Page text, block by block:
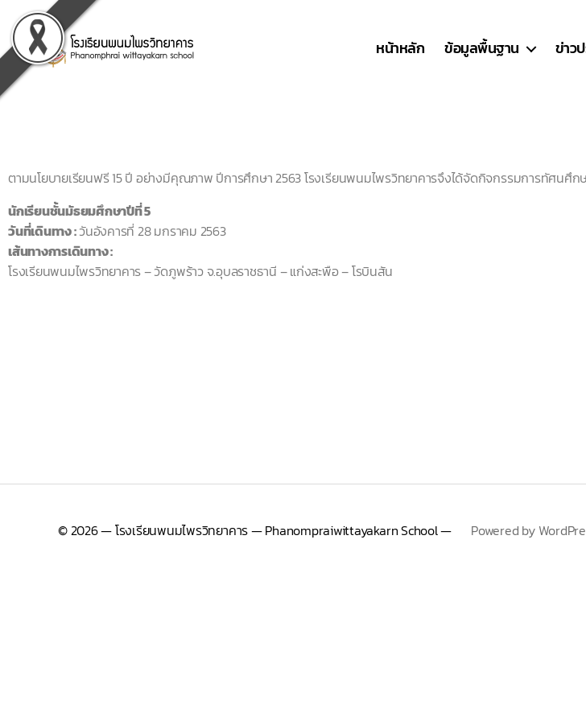
หน้าหลัก ข้อมูลพื้นฐาน ข่าว
ตามนโยบายเรียนฟรี 15 ปี อย่างมีคุณภาพ ปีการศึกษา 2563 โรงเรียนพนมไพรวิทยาคารจึงได้จัดกิจกรรมการทัศนศึ
นักเรียนชั้นมัธยมศึกษาปีที่ 5
วันที่เดินทาง :วันอังคารที่ 28 มกราคม 2563
เส้นทางการเดินทาง :
โรงเรียนพนมไพรวิทยาคาร – วัดภูพร้าว จ.อุบลราชธานี – แก่งสะพือ – โรบินสัน
© 2026— โรงเรียนพนมไพรวิทยาคาร — Phanompraiwittayakarn School — Powered by